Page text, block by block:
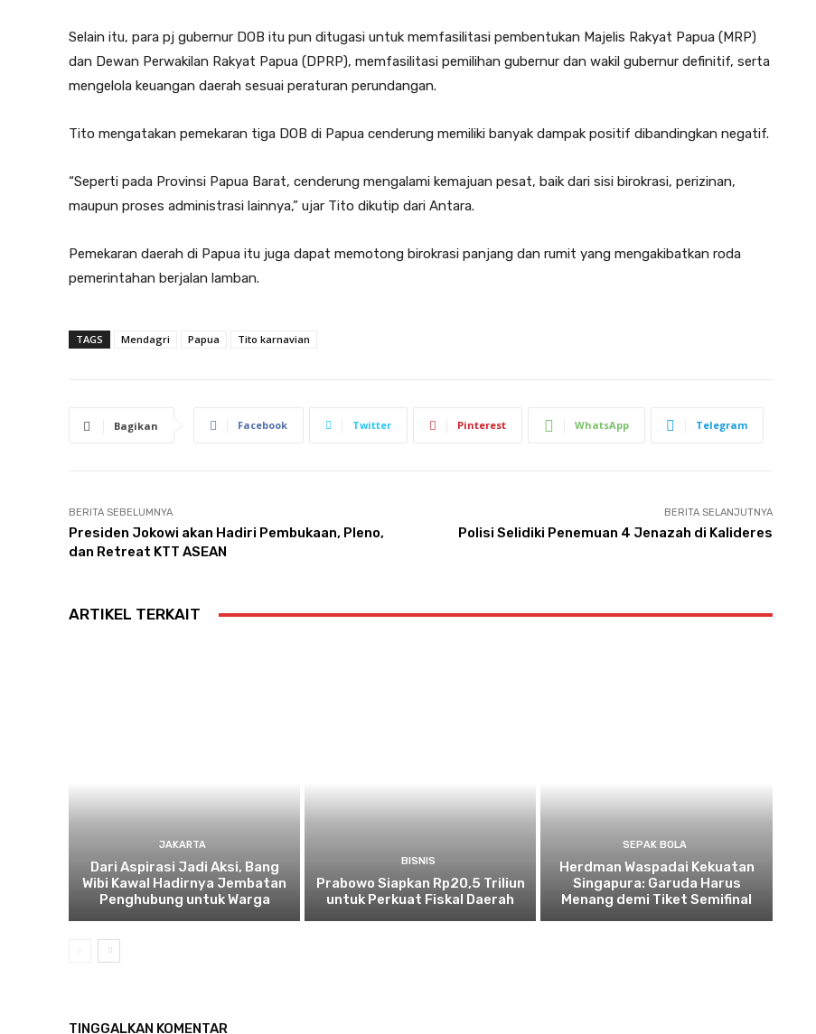
Selain itu, para pj gubernur DOB itu pun ditugasi untuk memfasilitasi pembentukan Majelis Rakyat Papua (MRP)
dan Dewan Perwakilan Rakyat Papua (DPRP), memfasilitasi pemilihan gubernur dan wakil gubernur definitif, serta
mengelola keuangan daerah sesuai peraturan perundangan.
Tito mengatakan pemekaran tiga DOB di Papua cenderung memiliki banyak dampak positif dibandingkan negatif.
“Seperti pada Provinsi Papua Barat, cenderung mengalami kemajuan pesat, baik dari sisi birokrasi, perizinan,
maupun proses administrasi lainnya,” ujar Tito dikutip dari Antara.
Pemekaran daerah di Papua itu juga dapat memotong birokrasi panjang dan rumit yang mengakibatkan roda
pemerintahan berjalan lamban.
TAGS Mendagri Papua Tito karnavian
Bagikan Facebook Twitter Pinterest WhatsApp Telegram
BERITA SEBELUMNYA
Presiden Jokowi akan Hadiri Pembukaan, Pleno,
dan Retreat KTT ASEAN
BERITA SELANJUTNYA
Polisi Selidiki Penemuan 4 Jenazah di Kalideres
ARTIKEL TERKAIT
JAKARTA
Dari Aspirasi Jadi Aksi, Bang
Wibi Kawal Hadirnya Jembatan
Penghubung untuk Warga
BISNIS
Prabowo Siapkan Rp20,5 Triliun
untuk Perkuat Fiskal Daerah
SEPAK BOLA
Herdman Waspadai Kekuatan
Singapura: Garuda Harus
Menang demi Tiket Semifinal
TINGGALKAN KOMENTAR